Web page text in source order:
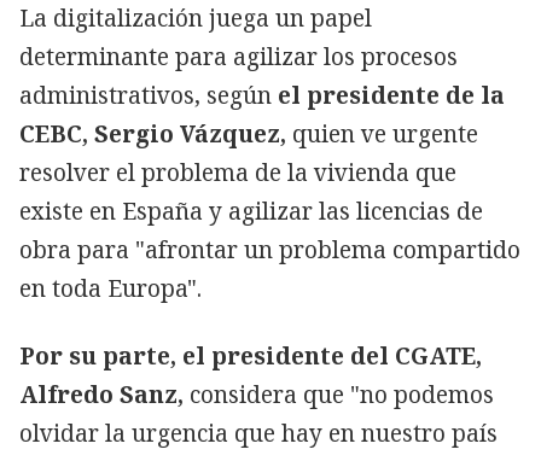
La digitalización juega un papel
determinante para agilizar los procesos
administrativos, según el presidente de la
CEBC, Sergio Vázquez, quien ve urgente
resolver el problema de la vivienda que
existe en España y agilizar las licencias de
obra para "afrontar un problema compartido
en toda Europa".
Por su parte, el presidente del CGATE,
Alfredo Sanz, considera que "no podemos
olvidar la urgencia que hay en nuestro país